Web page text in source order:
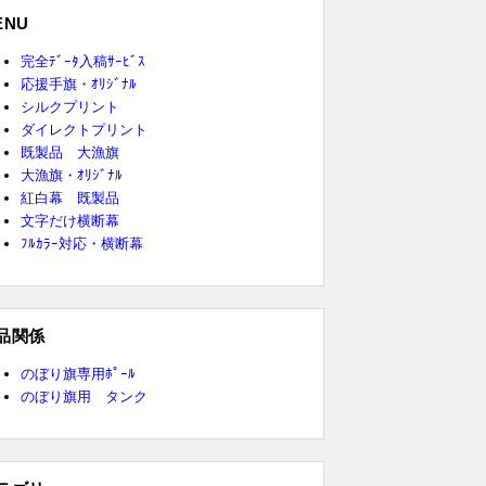
完全ﾃﾞｰﾀ入稿ｻｰﾋﾞｽ
応援手旗・ｵﾘｼﾞﾅﾙ
シルクプリント
ダイレクトプリント
既製品 大漁旗
大漁旗・ｵﾘｼﾞﾅﾙ
紅白幕 既製品
文字だけ横断幕
ﾌﾙｶﾗｰ対応・横断幕
関係
のぼり旗専用ﾎﾟｰﾙ
のぼり旗用 タンク